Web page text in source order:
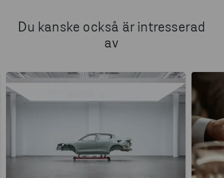
Du kanske också är intresserad
av